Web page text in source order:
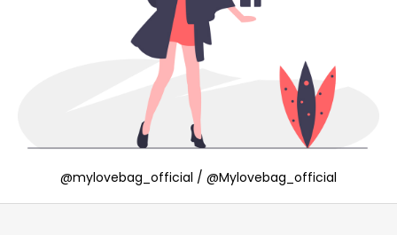
@mylovebag_official / @Mylovebag_official